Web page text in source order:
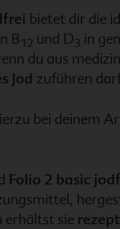
bietet dir die
B12 und D3 in
du aus
Jod zuführen
bei deinem
Folio 2 basic
erhältst sie